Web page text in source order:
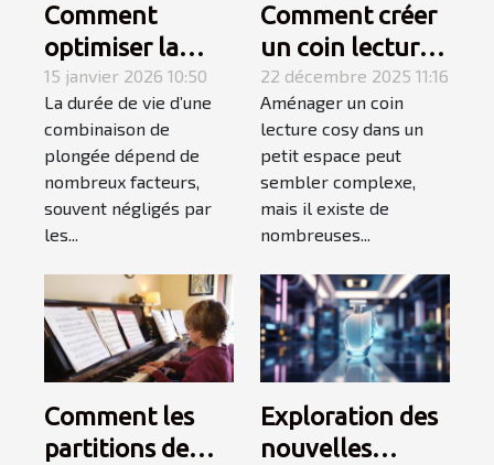
Comment
optimiser la
durabilité de
votre
combinaison de
plongée ?
15 janvier 2026 10:50
La durée de vie d’une
combinaison de
plongée dépend de
nombreux facteurs,
souvent négligés par
les...
Comment créer
un coin lecture
cosy dans un
petit espace ?
22 décembre 2025 11:16
Aménager un coin
lecture cosy dans un
petit espace peut
sembler complexe,
mais il existe de
nombreuses...
Comment les
partitions de
Exploration des
nouvelles